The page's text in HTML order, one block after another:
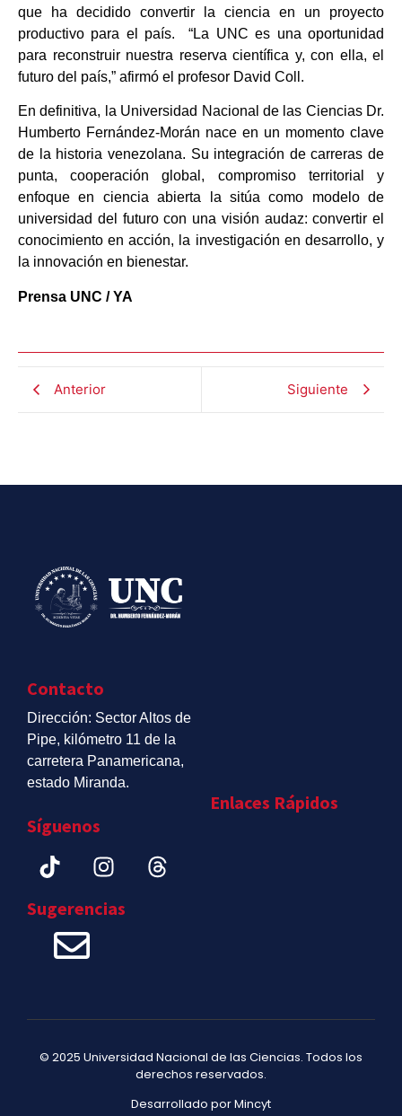
que ha decidido convertir la ciencia en un proyecto
productivo para el país. “La UNC es una oportunidad
para reconstruir nuestra reserva científica y, con ella, el
futuro del país,” afirmó el profesor David Coll.
En definitiva, la Universidad Nacional de las Ciencias Dr.
Humberto Fernández-Morán nace en un momento clave
de la historia venezolana. Su integración de carreras de
punta, cooperación global, compromiso territorial y
enfoque en ciencia abierta la sitúa como modelo de
universidad del futuro con una visión audaz: convertir el
conocimiento en acción, la investigación en desarrollo, y
la innovación en bienestar.
Prensa UNC / YA
Anterior Siguiente
Contacto
Dirección: Sector Altos de
Pipe, kilómetro 11 de la
carretera Panamericana,
estado Miranda.
Síguenos
Sugerencias
Enlaces Rápidos
© 2025 Universidad Nacional de las Ciencias. Todos los
derechos reservados.
Desarrollado por Mincyt